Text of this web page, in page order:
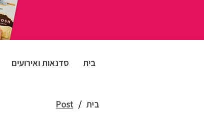
סדנאות ואירועים בית
בית /
Post